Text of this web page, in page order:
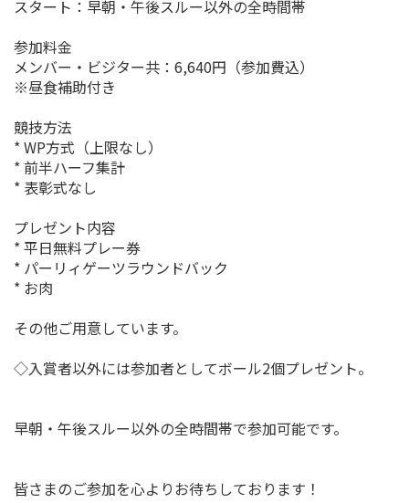
スタート：早朝・午後スルー以外の全時間帯
参加料金
メンバー・ビジター共：6,640円（参加費込）
※昼食補助付き
競技方法
* WP方式（上限なし）
* 前半ハーフ集計
* 表彰式なし
プレゼント内容
* 平日無料プレー券
* パーリィゲーツラウンドバック
* お肉
その他ご用意しています。
◇入賞者以外には参加者としてボール2個プレゼント。
早朝・午後スルー以外の全時間帯で参加可能です。
皆さまのご参加を心よりお待ちしております！